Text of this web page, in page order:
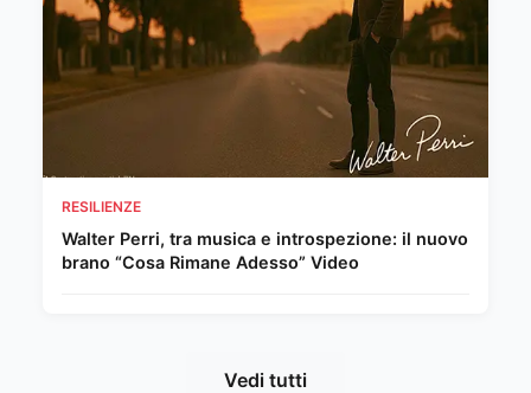
RESILIENZE
Walter Perri, tra musica e introspezione: il nuovo
brano “Cosa Rimane Adesso” Video
Vedi tutti